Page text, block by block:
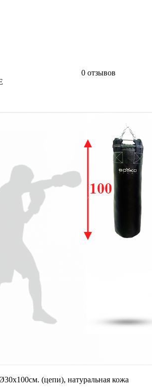
0 отзывов
(цепи), натуральная кожа